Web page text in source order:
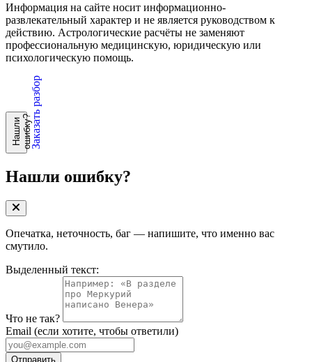
Информация на сайте носит информационно-
развлекательный характер и не является руководством к
действию. Астрологические расчёты не заменяют
профессиональную медицинскую, юридическую или
психологическую помощь.
Н
а
ш
л
и
о
ш
и
б
к
у?Заказать разбор
Нашли ошибку?
Опечатка, неточность, баг — напишите, что именно вас
смутило.
Выделенный текст:
Что не так?
Email (если хотите, чтобы ответили)
Отправить